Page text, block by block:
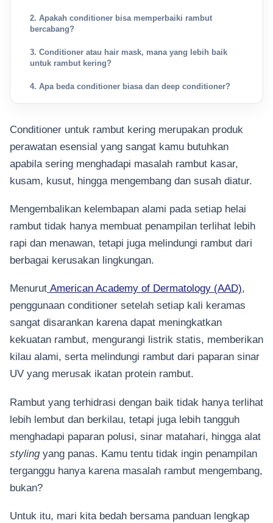
2. Apakah conditioner bisa memperbaiki rambut
bercabang?
3. Conditioner atau hair mask, mana yang lebih baik
untuk rambut kering?
4. Apa beda conditioner biasa dan deep conditioner?
Conditioner untuk rambut kering merupakan produk
perawatan esensial yang sangat kamu butuhkan
apabila sering menghadapi masalah rambut kasar,
kusam, kusut, hingga mengembang dan susah diatur.
Mengembalikan kelembapan alami pada setiap helai
rambut tidak hanya membuat penampilan terlihat lebih
rapi dan menawan, tetapi juga melindungi rambut dari
berbagai kerusakan lingkungan.
Menurut American Academy of Dermatology (AAD),
penggunaan conditioner setelah setiap kali keramas
sangat disarankan karena dapat meningkatkan
kekuatan rambut, mengurangi listrik statis, memberikan
kilau alami, serta melindungi rambut dari paparan sinar
UV yang merusak ikatan protein rambut.
Rambut yang terhidrasi dengan baik tidak hanya terlihat
lebih lembut dan berkilau, tetapi juga lebih tangguh
menghadapi paparan polusi, sinar matahari, hingga alat
stylingyang panas. Kamu tentu tidak ingin penampilan
terganggu hanya karena masalah rambut mengembang,
bukan?
Untuk itu, mari kita bedah bersama panduan lengkap